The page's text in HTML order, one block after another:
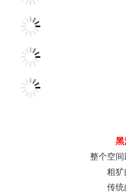
黑
整个空
粗犷
传统